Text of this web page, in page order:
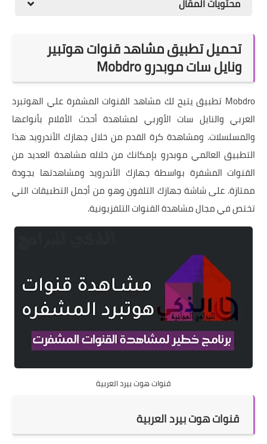
محتويات المقال
تحميل تطبيق مشاهد قنوات هوتبير
ونايل سات موبدرو Mobdro
Mobdro تطبيق يتيح لك مشاهد القنوات المشفرة علي الهوتبرد
العربي والنايل سات الأوربي لمشاهدة أحدث الأفلام بأنواعها
والمسلسلات. ومشاهدة كرة القدم من خلال جهازك الأندرويد هذا
التطبيق العالمي موبدرو بإمكانك من خلاله مشاهدة العديد من
القنوات المشفرة بواسطة جهازك الأندرويد ومشاهدتها بجودة
ممتازة. على شاشة جهازك التلفون وهو من أجمل التطبيقات التي
تختص في مجال مشاهدة القنوات التلفزيونية.
قنوات هوت بيرد العربية
قنوات هوت بيرد العربية